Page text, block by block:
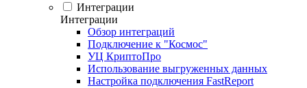
Интеграции
Интеграции
Обзор интеграций
Подключение к "Космос"
УЦ КриптоПро
Использование выгруженных данных
Настройка подключения FastReport